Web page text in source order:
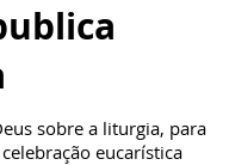
sobre a liturgia, para
eucarística